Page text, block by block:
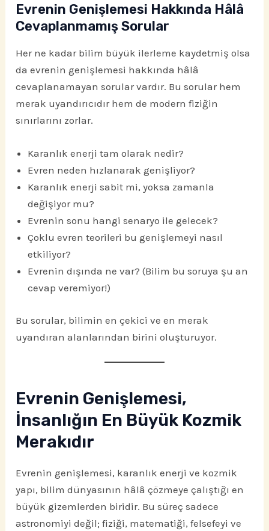
Evrenin Genişlemesi Hakkında Hâlâ
Cevaplanmamış Sorular
Her ne kadar bilim büyük ilerleme kaydetmiş olsa
da evrenin genişlemesi hakkında hâlâ
cevaplanamayan sorular vardır. Bu sorular hem
merak uyandırıcıdır hem de modern fiziğin
sınırlarını zorlar.
Karanlık enerji tam olarak nedir?
Evren neden hızlanarak genişliyor?
Karanlık enerji sabit mi, yoksa zamanla
değişiyor mu?
Evrenin sonu hangi senaryo ile gelecek?
Çoklu evren teorileri bu genişlemeyi nasıl
etkiliyor?
Evrenin dışında ne var? (Bilim bu soruya şu an
cevap veremiyor!)
Bu sorular, bilimin en çekici ve en merak
uyandıran alanlarından birini oluşturuyor.
Evrenin Genişlemesi,
İnsanlığın En Büyük Kozmik
Merakıdır
Evrenin genişlemesi, karanlık enerji ve kozmik
yapı, bilim dünyasının hâlâ çözmeye çalıştığı en
büyük gizemlerden biridir. Bu süreç sadece
astronomiyi değil; fiziği, matematiği, felsefeyi ve